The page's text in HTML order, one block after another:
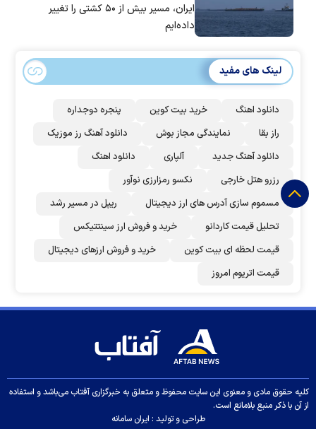
ایران، مسیر بیش از ۵۰ کشتی را تغییر
داده‌ایم
لینک های مفید
دانلود اهنگ خرید بیت کوین
پنجره دوجداره
راز بقا
نمایندگی مجاز بوش
دانلود آهنگ رز‌ موزیک
دانلود آهنگ جدید
آلپاری
دانلود اهنگ
رزرو هتل خارجی
نکسو رمزارزی نوآور
مسموم سازی آدرس های ارز دیجیتال
ریپل در مسیر رشد
تحلیل قیمت کاردانو
خرید و فروش ارز سینتتیکس
قیمت لحظه ای بیت کوین
خرید و فروش ارزهای دیجیتال
قیمت اتریوم امروز
کلیه حقوق مادی و معنوی این سایت محفوظ و متعلق به خبرگزاری آفتاب می‌باشد و استفاده
از آن با ذکر منبع بلامانع است.
طراحی و تولید : ایران سامانه